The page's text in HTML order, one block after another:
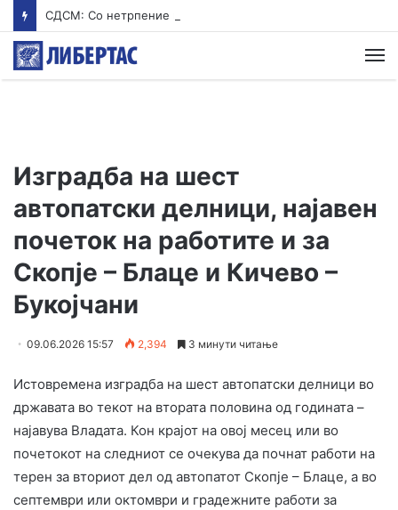
Изградба на шест
автопатски делници, најавен
почеток на работите и за
Скопје – Блаце и Кичево –
Букојчани
09.06.2026 15:57 2,394 3 минути читање
Истовремена изградба на шест автопатски делници во
државата во текот на втората половина од годината –
најавува Владата. Кон крајот на овој месец или во
почетокот на следниот се очекува да почнат работи на
терен за вториот дел од автопатот Скопје – Блаце, а во
септември или октомври и градежните работи за